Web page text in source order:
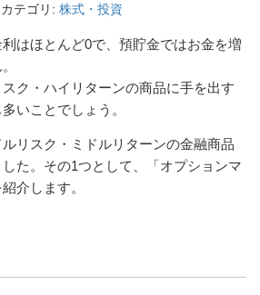
カテゴリ: 株式・投資
はほとんど0で、預貯金ではお金を増
ク・ハイリターンの商品に手を出す
いことでしょう。
リスク・ミドルリターンの金融商品
た。その1つとして、「オプションマ
介します。